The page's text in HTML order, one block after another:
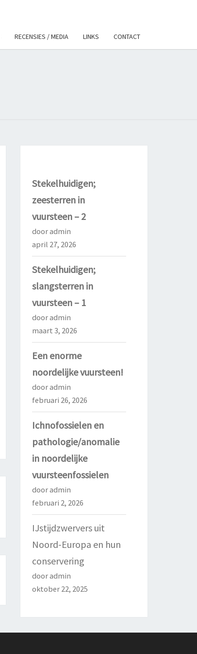
RECENSIES / MEDIA LINKS CONTACT
Stekelhuidigen;
zeesterren in
vuursteen –2
door admin
april 27, 2026
Stekelhuidigen;
slangsterren in
vuursteen – 1
door admin
maart 3, 2026
Een enorme
noordelijke vuursteen!
door admin
februari 26, 2026
Ichnofossielen en
pathologie/anomalie
in noordelijke
vuursteenfossielen
door admin
februari 2, 2026
IJstijdzwervers uit
Noord-Europa en hun
conservering
door admin
oktober 22, 2025